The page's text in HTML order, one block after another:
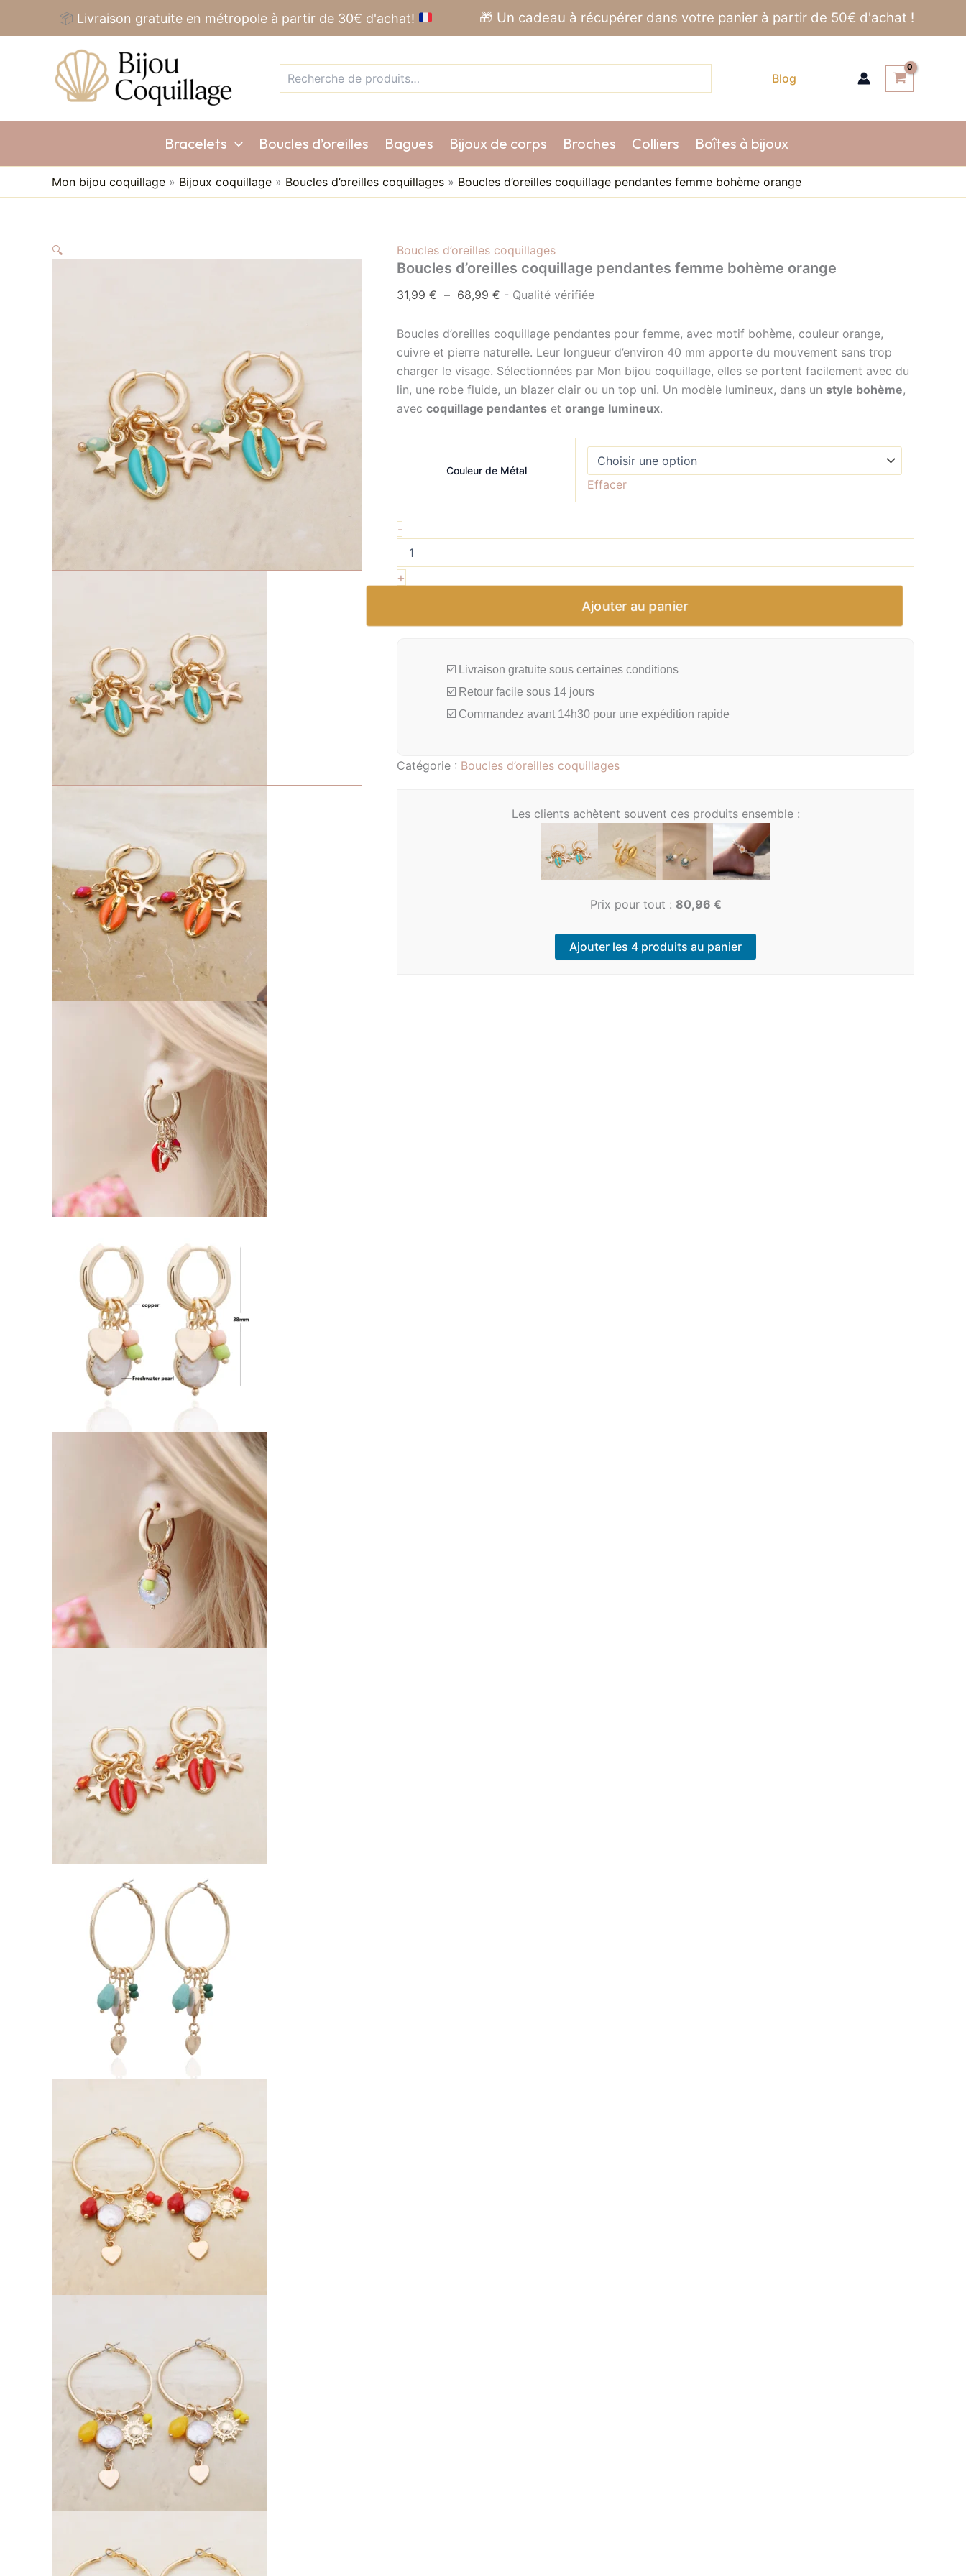
📦 Livraison gratuite en métropole à partir de 30€ d'achat! 🎁 Un cadeau à récupérer dans votre panier à partir de 50€ d'achat !
Blog
Bracelets Boucles d’oreilles Bagues Bijoux de corps Broches Colliers Boîtes à bijoux
Mon bijou coquillage » Bijoux coquillage » Boucles d’oreilles coquillages » Boucles d’oreilles coquillage pendantes femme bohème orange
🔍 Boucles d’oreilles coquillages
Boucles d’oreilles coquillage pendantes femme bohème orange
31,99 € – 68,99 €
Plage
31,99 €
- Qualité vérifiée
Boucles d’oreilles coquillage pendantes pour femme, avec motif bohème, couleur orange,
cuivre et pierre naturelle. Leur longueur d’environ 40 mm apporte du mouvement sans trop
charger le visage. Sélectionnées par Mon bijou coquillage, elles se portent facilement avec du
lin, une robe fluide, un blazer clair ou un top uni. Un modèle lumineux, dans un style bohème,
avec coquillage pendantes et orange lumineux.
Couleur de Métal
Effacer
-
de
Boucles
coquillage
pendantes
femme
orange
+
Ajouter au panier
☑️ Livraison gratuite sous certaines conditions
☑️ Retour facile sous 14 jours
☑️ Commandez avant 14h30 pour une expédition rapide
Catégorie : Boucles d’oreilles coquillages
Les clients achètent souvent ces produits ensemble :
Prix pour tout : 80,96 €
Ajouter les 4 produits au panier